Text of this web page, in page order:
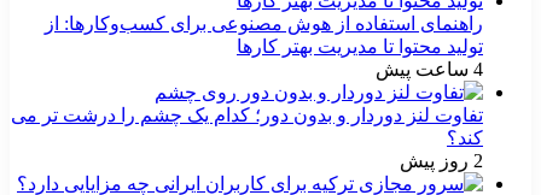
راهنمای استفاده از هوش مصنوعی برای کسب‌وکارها: از
تولید محتوا تا مدیریت بهتر کارها
4 ساعت پیش
تفاوت لنز دوردار و بدون دور؛ کدام یک چشم را درشت تر می
کند؟
2 روز پیش